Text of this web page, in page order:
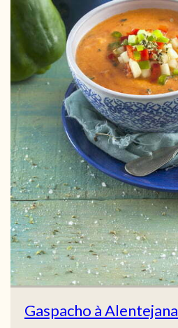
Gaspacho à Alentejana